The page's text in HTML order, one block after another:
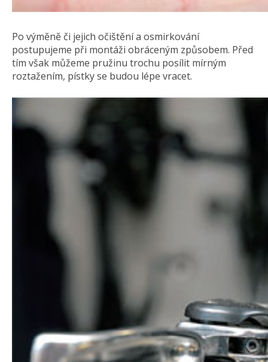
Po výměně či jejich očištění a osmirkování
postupujeme při montáži obráceným způsobem. Před
tím však můžeme pružinu trochu posílit mírným
roztažením, pístky se budou lépe vracet.